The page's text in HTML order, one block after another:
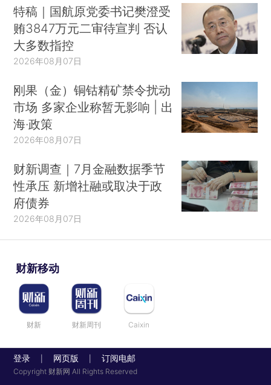
特稿｜国航原党委书记樊澄受
贿3847万元二审待宣判 否认
大多数指控
2026年08月07日
刚果（金）铜钴精矿禁令扰动
市场 多家企业称暂无影响 | 出
海·政策
2026年08月07日
财新调查｜7月金融数据季节
性承压 新增社融或取决于政
府债券
2026年08月07日
财新移动
财新 财新周刊 Caixin
登录 网页版 订阅电邮
Copyright 财新网 All Rights Reserved